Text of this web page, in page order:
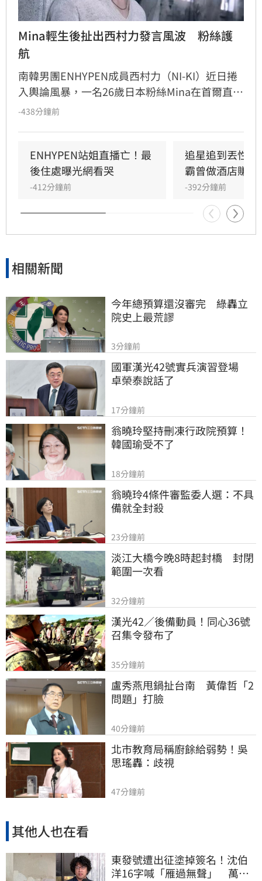
Mina輕生後扯出西村力發言風波　粉絲護
航
南韓男團ENHYPEN成員西村力（NI-KI）近日捲
入輿論風暴，一名26歲日本粉絲Mina在首爾直播
期間輕生身亡。事件起因於西村力直播時提及
聲護航，強調西村力並非針對特定個人，但仍引
發極大爭議。目前南韓警方已介入調查Mina死
因，強調案件仍在釐清中，尚無法將悲劇歸因於
單一事件，而西村力與所屬經紀公司對此尚未作
出正式回應。這起悲劇也再度引發社會對於網路
霸凌與粉絲文化界線的深刻討論。
-438分鐘前
ENHYPEN站姐直播亡！最
後住處曝光網看哭
-412分鐘前
追星追到丟性
霸曾做酒店賺破
-392分鐘前
相關新聞
今年總預算還沒審完　綠轟立
院史上最荒謬
3分鐘前
國軍漢光42號實兵演習登場
卓榮泰說話了
17分鐘前
翁曉玲堅持刪凍行政院預算！
韓國瑜受不了
18分鐘前
翁曉玲4條件審監委人選：不具
備就全封殺
23分鐘前
淡江大橋今晚8時起封橋　封閉
範圍一次看
32分鐘前
漢光42／後備動員！同心36號
召集令發布了
35分鐘前
盧秀燕甩鍋扯台南　黃偉哲「2
問題」打臉
40分鐘前
北市教育局稱廚餘給弱勢！吳
思瑤轟：歧視
47分鐘前
其他人也在看
東發號遭出征塗掉簽名！沈伯
洋16字喊「雁過無聲」 萬人